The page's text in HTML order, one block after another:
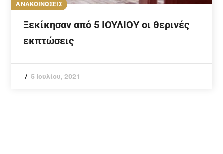
ΑΝΑΚΟΙΝΩΣΕΙΣ
Ξεκίκησαν από 5 ΙΟΥΛΙΟΥ οι θερινές
εκπτώσεις
5 Ιουλίου, 2021